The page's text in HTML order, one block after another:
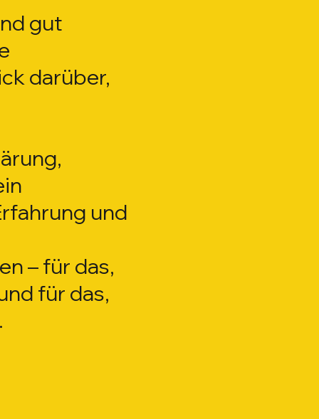
gut
darüber,
und
– für das,
für das,